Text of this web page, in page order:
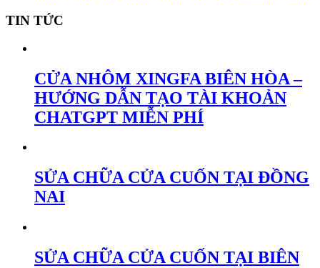
TIN TỨC
CỬA NHÔM XINGFA BIÊN HÒA –
HƯỚNG DẪN TẠO TÀI KHOẢN
CHATGPT MIỄN PHÍ
SỬA CHỮA CỬA CUỐN TẠI ĐỒNG
NAI
SỬA CHỮA CỬA CUỐN TẠI BIÊN